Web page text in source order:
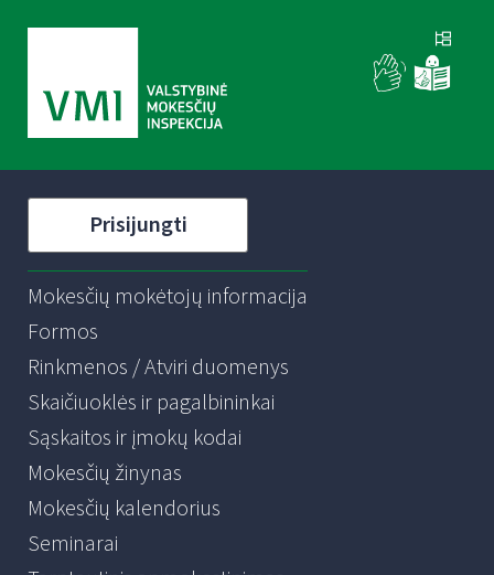
Prisijungti
Mokesčių mokėtojų informacija
Formos
Rinkmenos / Atviri duomenys
Skaičiuoklės ir pagalbininkai
Sąskaitos ir įmokų kodai
Mokesčių žinynas
Mokesčių kalendorius
Seminarai